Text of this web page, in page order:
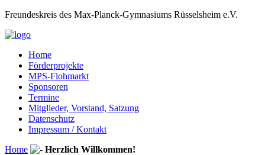
Freundeskreis des Max-Planck-Gymnasiums Rüsselsheim e.V.
Home
Förderprojekte
MPS-Flohmarkt
Sponsoren
Termine
Mitglieder, Vorstand, Satzung
Datenschutz
Impressum / Kontakt
Home
Herzlich Willkommen!